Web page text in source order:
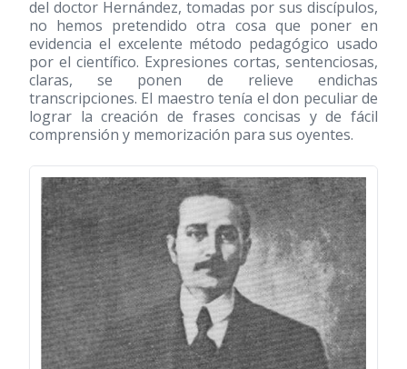
del doctor Hernández, tomadas por sus discípulos,
no hemos pretendido otra cosa que poner en
evidencia el excelente método pedagógico usado
por el científico. Expresiones cortas, sentenciosas,
claras, se ponen de relieve endichas
transcripciones. El maestro tenía el don peculiar de
lograr la creación de frases concisas y de fácil
comprensión y memorización para sus oyentes.